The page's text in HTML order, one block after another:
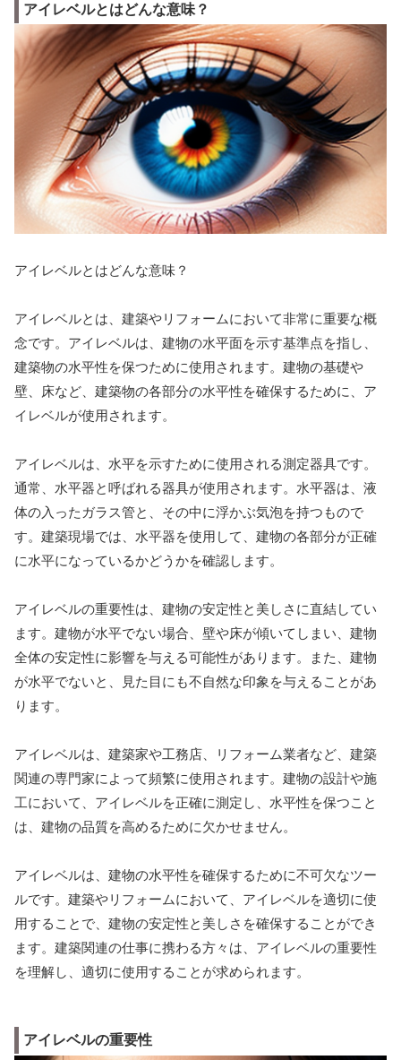
アイレベルとはどんな意味？
アイレベルとはどんな意味？
アイレベルとは、建築やリフォームにおいて非常に重要な概
念です。アイレベルは、建物の水平面を示す基準点を指し、
建築物の水平性を保つために使用されます。建物の基礎や
壁、床など、建築物の各部分の水平性を確保するために、ア
イレベルが使用されます。
アイレベルは、水平を示すために使用される測定器具です。
通常、水平器と呼ばれる器具が使用されます。水平器は、液
体の入ったガラス管と、その中に浮かぶ気泡を持つもので
す。建築現場では、水平器を使用して、建物の各部分が正確
に水平になっているかどうかを確認します。
アイレベルの重要性は、建物の安定性と美しさに直結してい
ます。建物が水平でない場合、壁や床が傾いてしまい、建物
全体の安定性に影響を与える可能性があります。また、建物
が水平でないと、見た目にも不自然な印象を与えることがあ
ります。
アイレベルは、建築家や工務店、リフォーム業者など、建築
関連の専門家によって頻繁に使用されます。建物の設計や施
工において、アイレベルを正確に測定し、水平性を保つこと
は、建物の品質を高めるために欠かせません。
アイレベルは、建物の水平性を確保するために不可欠なツー
ルです。建築やリフォームにおいて、アイレベルを適切に使
用することで、建物の安定性と美しさを確保することができ
ます。建築関連の仕事に携わる方々は、アイレベルの重要性
を理解し、適切に使用することが求められます。
アイレベルの重要性